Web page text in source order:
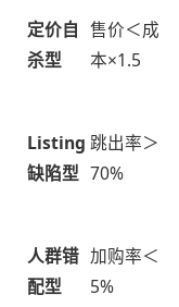
​定价自
杀型​
售价＜成
本×1.5
​Listing
缺陷型​
跳出率＞
70%
​人群错
配型​
加购率＜
5%